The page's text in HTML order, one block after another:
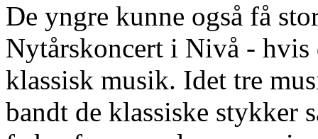
De yngre kunne også få
Nytårskoncert i Nivå -
klassisk musik. Idet tre
bandt de klassiske stykker